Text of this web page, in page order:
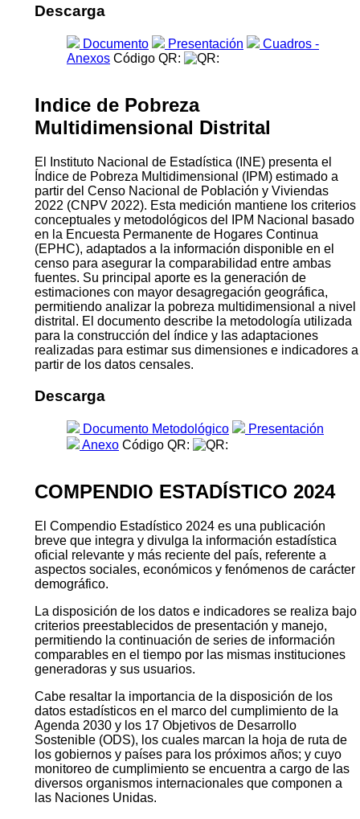
Descarga
Documento Presentación
Cuadros -
Anexos Código QR:
Indice de Pobreza
Multidimensional Distrital
El Instituto Nacional de Estadística (INE) presenta el
Índice de Pobreza Multidimensional (IPM) estimado a
partir del Censo Nacional de Población y Viviendas
2022 (CNPV 2022). Esta medición mantiene los criterios
conceptuales y metodológicos del IPM Nacional basado
en la Encuesta Permanente de Hogares Continua
(EPHC), adaptados a la información disponible en el
censo para asegurar la comparabilidad entre ambas
fuentes. Su principal aporte es la generación de
estimaciones con mayor desagregación geográfica,
permitiendo analizar la pobreza multidimensional a nivel
distrital. El documento describe la metodología utilizada
para la construcción del índice y las adaptaciones
realizadas para estimar sus dimensiones e indicadores a
partir de los datos censales.
Descarga
Documento Metodológico
Presentación
Anexo Código QR:
COMPENDIO ESTADÍSTICO 2024
El Compendio Estadístico 2024 es una publicación
breve que integra y divulga la información estadística
oficial relevante y más reciente del país, referente a
aspectos sociales, económicos y fenómenos de carácter
demográfico.
La disposición de los datos e indicadores se realiza bajo
criterios preestablecidos de presentación y manejo,
permitiendo la continuación de series de información
comparables en el tiempo por las mismas instituciones
generadoras y sus usuarios.
Cabe resaltar la importancia de la disposición de los
datos estadísticos en el marco del cumplimiento de la
Agenda 2030 y los 17 Objetivos de Desarrollo
Sostenible (ODS), los cuales marcan la hoja de ruta de
los gobiernos y países para los próximos años; y cuyo
monitoreo de cumplimiento se encuentra a cargo de las
diversos organismos internacionales que componen a
las Naciones Unidas.